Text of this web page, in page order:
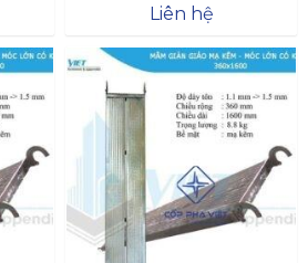
Được xếp
5 sao
Liên hệ